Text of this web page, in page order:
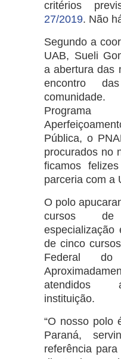
critérios
27/2019. Não
Segundo a
UAB, Sueli
a abertura das
encontro
Pública, o
procurados no
ficamos
parceria com a
O polo
cursos
especialização
de cinco
Federal do
atendidos
instituição.
“O nosso polo
Paraná,
referência